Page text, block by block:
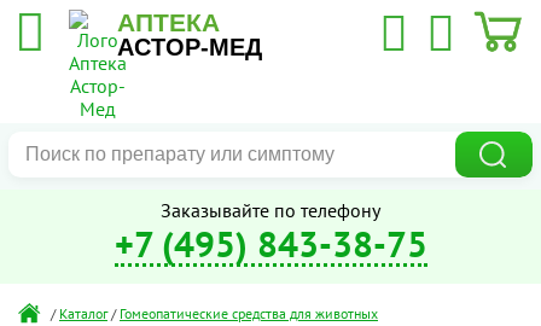
АПТЕКА
АСТОР-МЕД
Заказывайте по телефону
+7 (495) 843-38-75
/ Каталог / Гомеопатические средства для животных